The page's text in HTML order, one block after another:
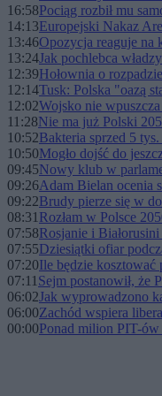
16:58Pociąg rozbił mu
14:13Europejski Nakaz
13:46Opozycja reaguje
13:24Jak pochlebca
12:39Hołownia o
12:14Tusk: Polska "oazą
12:02Wojsko nie
11:28Nie ma już Polski
10:52Bakteria sprzed 5
10:50Mogło dojść do
09:45Nowy klub w
09:26Adam Bielan ocenia
09:22Brudy pierze się w
08:31 Rozłam w Polsce
07:58Rosjanie i
07:55Dziesiątki ofiar
07:20Ile będzie kosztować
07:11 Sejm postanowił, że
06:02Jak wyprowadzono
06:00Zachód wspiera
00:00Ponad milion PIT-ów